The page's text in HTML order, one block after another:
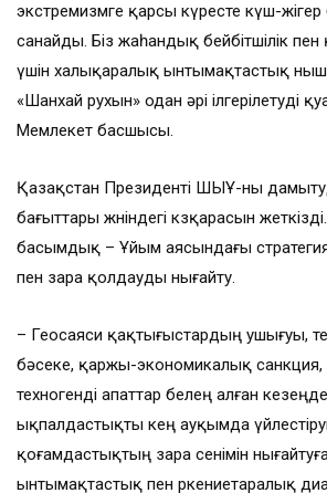
экстремизмге қарсы күресте күш-жігер
санайды. Біз жаһандық бейбітшілік пен
үшін халықаралық ынтымақтастық
«Шанхай рухын» одан әрі ілгерілетуді
Мемлекет басшысы.
Қазақстан Президенті ШЫҰ-ны
бағыттары жөніндегі көзқарасын
басымдық – Ұйым аясындағы
пен өзара қолдауды нығайту.
– Геосаяси қақтығыстардың ушығуы,
бәсеке, қаржы-экономикалық
техногенді апаттар белең алған
ықпалдастықты кең ауқымда
қоғамдастықтың өзара сенімін
ынтымақтастық пен өркениетаралық